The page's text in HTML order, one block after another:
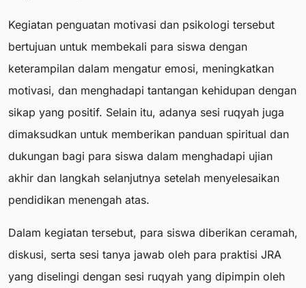
Kegiatan penguatan motivasi dan psikologi tersebut
bertujuan untuk membekali para siswa dengan
keterampilan dalam mengatur emosi, meningkatkan
motivasi, dan menghadapi tantangan kehidupan dengan
sikap yang positif. Selain itu, adanya sesi ruqyah juga
dimaksudkan untuk memberikan panduan spiritual dan
dukungan bagi para siswa dalam menghadapi ujian
akhir dan langkah selanjutnya setelah menyelesaikan
pendidikan menengah atas.
Dalam kegiatan tersebut, para siswa diberikan ceramah,
diskusi, serta sesi tanya jawab oleh para praktisi JRA
yang diselingi dengan sesi ruqyah yang dipimpin oleh